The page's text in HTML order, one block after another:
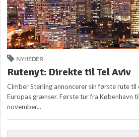
NYHEDER
Rutenyt: Direkte til Tel Aviv
Cimber Sterling annoncerer sin første rute
Europas grænser. Første tur fra København
november...